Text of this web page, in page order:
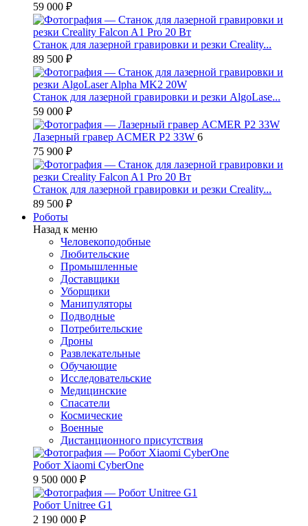
59 000 ₽
Станок для лазерной гравировки и резки Creality...
89 500 ₽
Станок для лазерной гравировки и резки AlgoLase...
59 000 ₽
Лазерный гравер ACMER P2 33W 6
75 900 ₽
Станок для лазерной гравировки и резки Creality...
89 500 ₽
Роботы
Назад к меню
Человекоподобные
Любительские
Промышленные
Доставщики
Уборщики
Манипуляторы
Подводные
Потребительские
Дроны
Развлекательные
Обучающие
Исследовательские
Медицинские
Спасатели
Космические
Военные
Дистанционного присутствия
Робот Xiaomi CyberOne
9 500 000 ₽
Робот Unitree G1
2 190 000 ₽